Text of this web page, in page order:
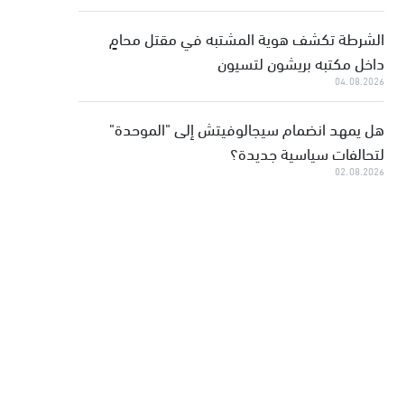
الشرطة تكشف هوية المشتبه في مقتل محامٍ
داخل مكتبه بريشون لتسيون
04.08.2026
هل يمهد انضمام سيجالوفيتش إلى "الموحدة"
لتحالفات سياسية جديدة؟
02.08.2026